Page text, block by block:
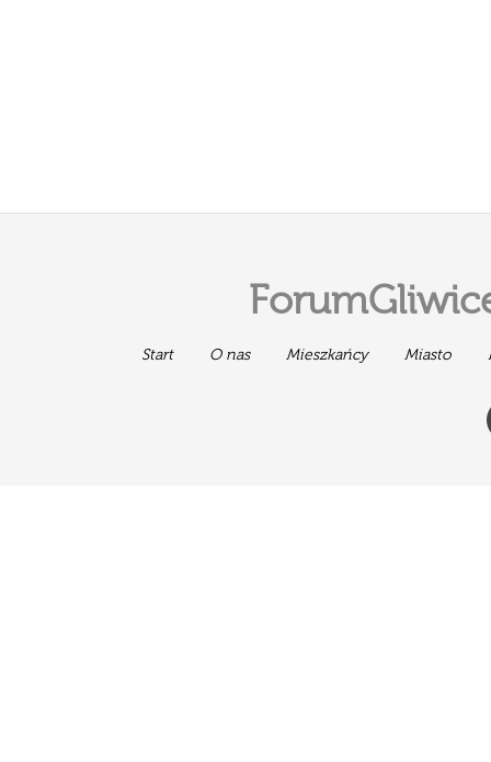
Start O nas Mieszkańcy Miasto